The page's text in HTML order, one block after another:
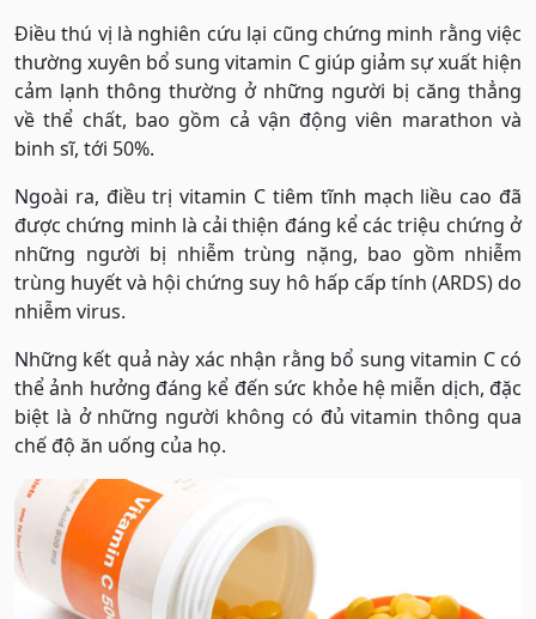
Điều thú vị là nghiên cứu lại cũng chứng minh rằng việc
thường xuyên bổ sung vitamin C giúp giảm sự xuất hiện
cảm lạnh thông thường ở những người bị căng thẳng
về thể chất, bao gồm cả vận động viên marathon và
binh sĩ, tới 50%.
Ngoài ra, điều trị vitamin C tiêm tĩnh mạch liều cao đã
được chứng minh là cải thiện đáng kể các triệu chứng ở
những người bị nhiễm trùng nặng, bao gồm nhiễm
trùng huyết và hội chứng suy hô hấp cấp tính (ARDS) do
nhiễm virus.
Những kết quả này xác nhận rằng bổ sung vitamin C có
thể ảnh hưởng đáng kể đến sức khỏe hệ miễn dịch, đặc
biệt là ở những người không có đủ vitamin thông qua
chế độ ăn uống của họ.